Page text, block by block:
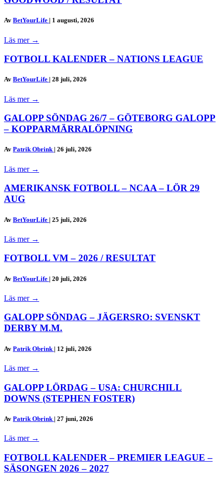
Av BetYourLife | 1 augusti, 2026
Läs mer →
FOTBOLL KALENDER – NATIONS LEAGUE
Av BetYourLife | 28 juli, 2026
Läs mer →
GALOPP SÖNDAG 26/7 – GÖTEBORG GALOPP
– KOPPARMÄRRALÖPNING
Av Patrik Obrink | 26 juli, 2026
Läs mer →
AMERIKANSK FOTBOLL – NCAA – LÖR 29
AUG
Av BetYourLife | 25 juli, 2026
Läs mer →
FOTBOLL VM – 2026 / RESULTAT
Av BetYourLife | 20 juli, 2026
Läs mer →
GALOPP SÖNDAG – JÄGERSRO: SVENSKT
DERBY M.M.
Av Patrik Obrink | 12 juli, 2026
Läs mer →
GALOPP LÖRDAG – USA: CHURCHILL
DOWNS (STEPHEN FOSTER)
Av Patrik Obrink | 27 juni, 2026
Läs mer →
FOTBOLL KALENDER – PREMIER LEAGUE –
SÄSONGEN 2026 – 2027